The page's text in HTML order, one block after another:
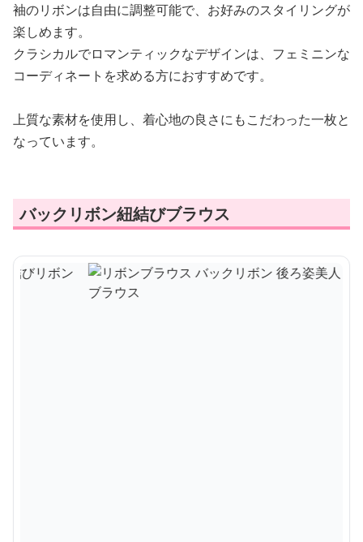
袖のリボンは自由に調整可能で、お好みのスタイリングが
楽しめます。
クラシカルでロマンティックなデザインは、フェミニンな
コーディネートを求める方におすすめです。
上質な素材を使用し、着心地の良さにもこだわった一枚と
なっています。
バックリボン紐結びブラウス